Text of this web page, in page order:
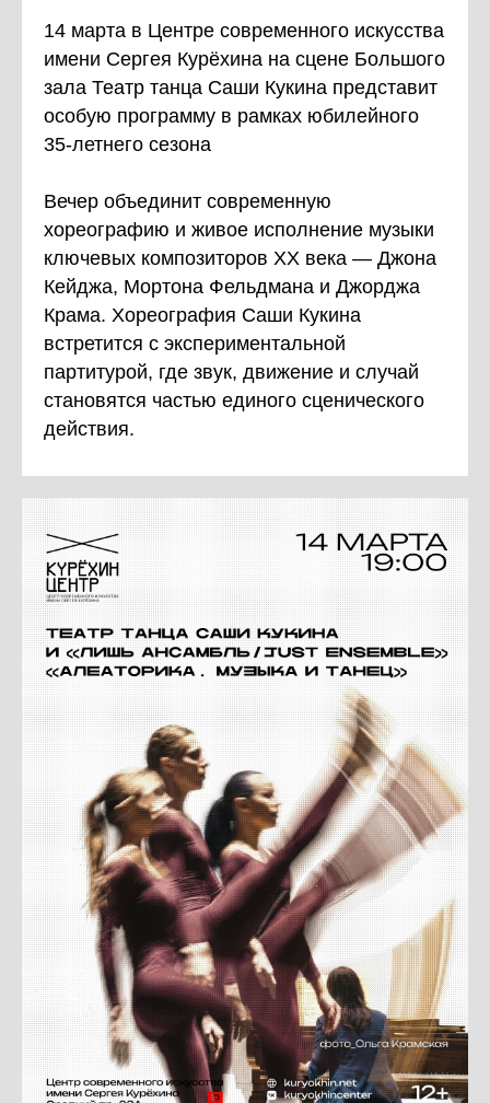
14 марта в Центре современного искусства
имени Сергея Курёхина на сцене Большого
зала Театр танца Саши Кукина представит
особую программу в рамках юбилейного
35-летнего сезона
Вечер объединит современную
хореографию и живое исполнение музыки
ключевых композиторов XX века — Джона
Кейджа, Мортона Фельдмана и Джорджа
Крама. Хореография Саши Кукина
встретится с экспериментальной
партитурой, где звук, движение и случай
становятся частью единого сценического
действия.